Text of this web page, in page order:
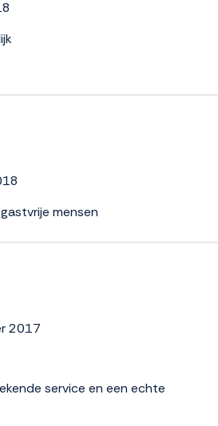
mensen
2017
service en een echte